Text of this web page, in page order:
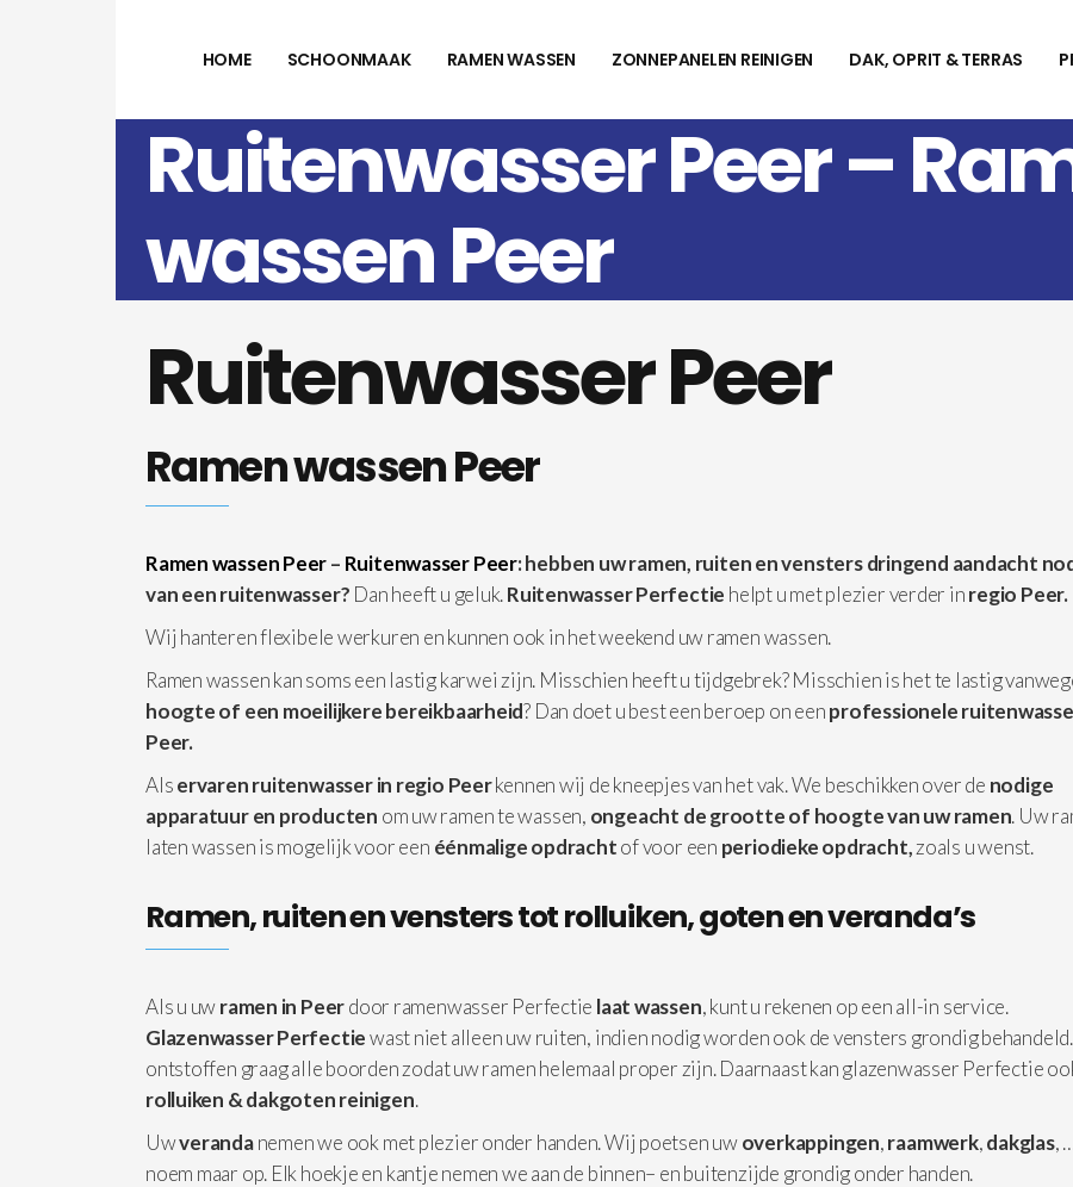
HOME SCHOONMAAK RAMEN WASSEN ZONNEPANELEN REINIGEN DAK, OPRIT & TERRAS
Ruitenwasser Peer –
wassen Peer
Ruitenwasser Peer
Ramen wassen Peer
Ramen wassen Peer– Ruitenwasser Peer: hebben uw ramen, ruiten en vensters dringend aandacht
van een ruitenwasser? Dan heeft u geluk.Ruitenwasser Perfectie helpt u met plezier verder inregio Peer.
Wij hanteren flexibele werkuren en kunnen ook in het weekend uw ramen wassen.
Ramen wassen kan soms een lastig karwei zijn. Misschien heeft u tijdgebrek? Misschien is het te lastig
hoogte of een moeilijkere bereikbaarheid? Dan doet u best een beroep on eenprofessionele
Peer.
Alservaren ruitenwasser in regio Peerkennen wij de kneepjes van het vak. We beschikken over de nodige
apparatuuren producten om uw ramen te wassen, ongeacht de grootte of hoogte van uw ramen. Uw
laten wassen is mogelijk voor een éénmalige opdrachtof voor een periodieke opdracht,zoals u wenst.
Ramen, ruiten en vensters tot rolluiken, goten en veranda’s
Als u uwramen in Peerdoor ramenwasser Perfectie laat wassen, kunt u rekenen op een all-in service.
Glazenwasser Perfectiewast niet alleen uw ruiten, indien nodig worden ook de vensters grondig
ontstoffen graag alle boorden zodat uw ramen helemaal proper zijn. Daarnaast kan glazenwasser Perfectie
rolluiken & dakgoten reinigen.
Uwverandanemen we ook met plezier onder handen. Wij poetsen uwoverkappingen,raamwerk,dakglas,
noem maar op. Elk hoekje en kantje nemen we aan de binnen– en buitenzijde grondig onder handen.